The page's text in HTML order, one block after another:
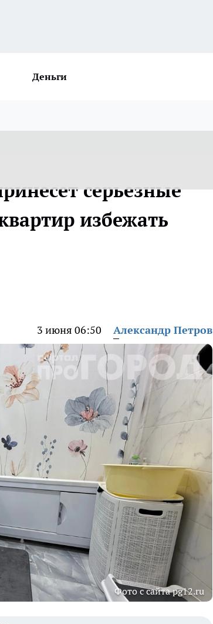
Деньги
серьезные
избежать
3 июня 06:50 Александр Петров
Фото с сайта pg12.ru